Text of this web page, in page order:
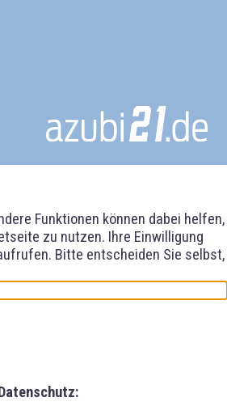
Funktionen können dabei helfen,
zu nutzen. Ihre Einwilligung
Bitte entscheiden Sie selbst,